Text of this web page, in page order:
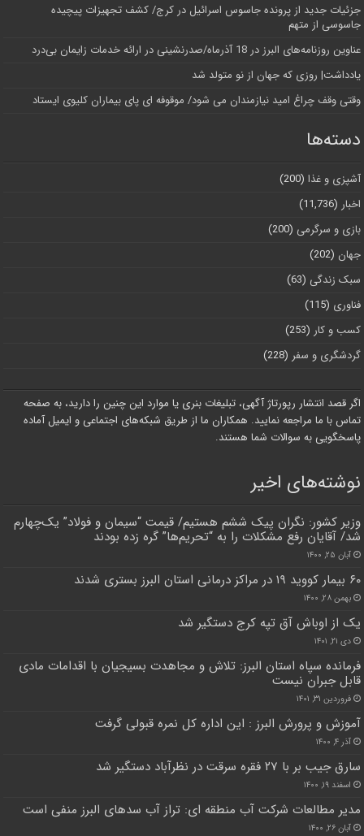
جزئیات جدید از پرونده جاسوس اسرائیل در کرج/‌ کشف تجهیزات پیچیده
جاسوسی از متهم
عناوین روزنامه‌های البرز در ‌18 آذرماه/صدرنشینی در ارائه خدمات زایمان بی‌درد
یادداشت| روزی که جهان از نو متولد شد
وقتی وقف چراغ امید نیازمندان می شود/ موقوفه ای پای بیماران کلیوی ایستاد
دسته‌ها
آشپزی و غذا (200)
اخبار (11,736)
بازی و سرگرمی (200)
جهان (202)
سبک زندگی (63)
فناوری (115)
کسب و کار (253)
گردشگری و سفر (228)
اگر قصد انتشار رپورتاژ آگهی، تبلیغات بنری یا موارد این چنین را دارید، به صفحه
تماس با ما مراجعه نمایید. همکاران ما از طریق شبکه‌های اجتماعی و ایمیل آماده
پاسخگویی به سوالات شما هستند.
نوشته‌های اخیر
وزیر کشور: نگران پیک ششم هستیم/ قیمت “سیمان و فولاد” یک‌چهارم
شد/ آقایان رفع مشکلات را به “تحریم‌ها” گره زده بودند
آبان ۲۵, ۱۴۰۰
۶۰ بیمار کووید ۱۹ در مراکز درمانی استان البرز بستری شدند
بهمن ۲۸, ۱۴۰۰
یک از اوباش آق تپه کرج دستگیر شد
دی ۲۱, ۱۴۰۱
فرمانده سپاه استان البرز: تلاش و مجاهدت بسیجیان با اقدامات مادی
قابل جبران نیست
فروردین ۳۱, ۱۴۰۱
آموزش و پرورش البرز : این اداره کل نمره قبولی گرفت
آذر ۴, ۱۴۰۰
سارق جیب بر با ۲۷ فقره سرقت در نظرآباد دستگیر شد
اسفند ۱۹, ۱۴۰۰
مدیر مطالعات شرکت آب منطقه ای: تراز آب سدهای البرز منفی است
آبان ۲۶, ۱۴۰۰